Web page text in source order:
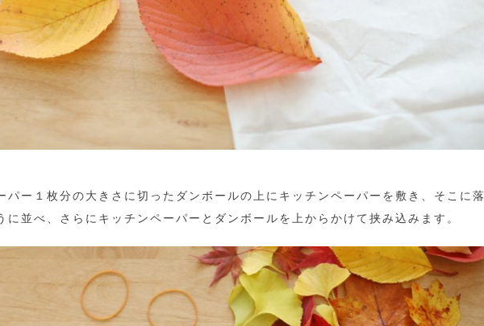
ー１枚分の大きさに切ったダンボールの上にキッチンペーパーを敷き、そこに落
に並べ、さらにキッチンペーパーとダンボールを上からかけて挟み込みます。